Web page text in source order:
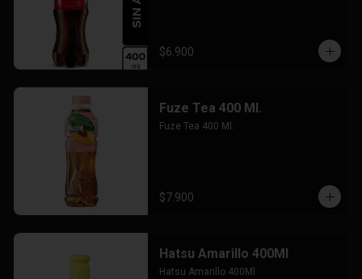
$6.900
Fuze Tea 400 Ml.
Fuze Tea 400 Ml.
$7.900
Hatsu Amarillo 400Ml
Hatsu Amarillo 400Ml